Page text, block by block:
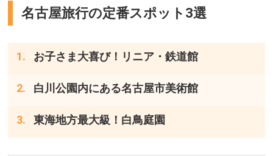
名古屋旅行の定番スポット3選
お子さま大喜び！リニア・鉄道館
白川公園内にある名古屋市美術館
東海地方最大級！白鳥庭園